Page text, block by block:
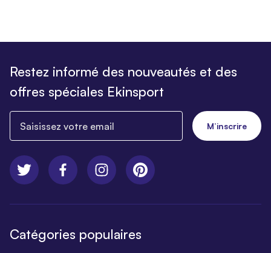
Restez informé des nouveautés et des
offres spéciales Ekinsport
M’inscrire
Catégories populaires